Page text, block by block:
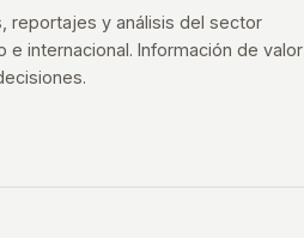
reportajes y análisis del sector
e internacional. Información de valor